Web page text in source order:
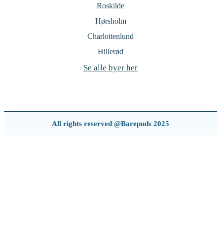
Roskilde
Hørsholm
Charlottenlund
Hillerød
Se alle byer her
All rights reserved @Barepuds 2025